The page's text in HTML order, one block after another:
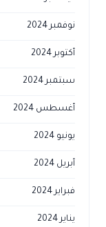
نوفمبر 2024
أكتوبر 2024
سبتمبر 2024
أغسطس 2024
يونيو 2024
أبريل 2024
فبراير 2024
يناير 2024